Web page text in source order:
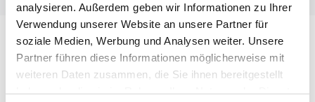
analysieren. Außerdem geben wir Informationen zu Ihrer
Verwendung unserer Website an unsere Partner für
soziale Medien, Werbung und Analysen weiter. Unsere
Partner führen diese Informationen möglicherweise mit
weiteren Daten zusammen, die Sie ihnen bereitgestellt
haben oder die sie im Rahmen Ihrer Nutzung der Dienste
Lageplan
Adresse
Poolhaus LK1001